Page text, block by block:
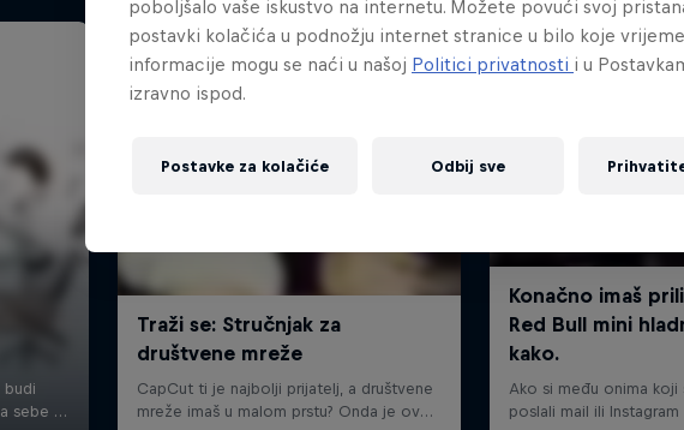
poboljšalo vaše iskustvo na internetu. Možete povući svoj
postavki kolačića u podnožju internet stranice u bilo koje
informacije mogu se naći u našoj Politici privatnosti i u
izravno ispod.
Postavke za kolačiće Odbij sve